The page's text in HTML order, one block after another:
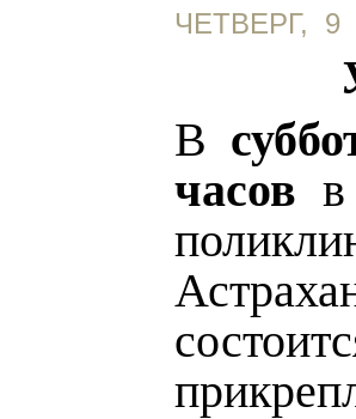
ЧЕТВЕРГ,
В
часов